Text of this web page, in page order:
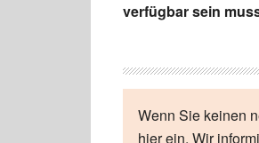
verfügbar sein
Wenn Sie keinen
hier ein. Wir